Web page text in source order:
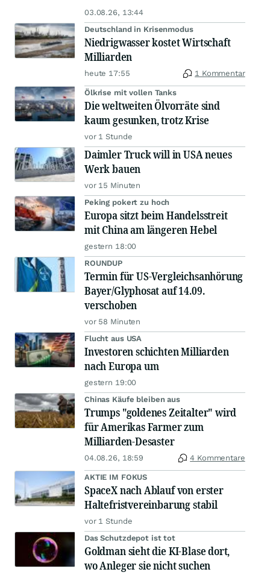
03.08.26, 13:44
Deutschland in Krisenmodus
Niedrigwasser kostet Wirtschaft
Milliarden
heute 17:55 1 Kommentar
Ölkrise mit vollen Tanks
Die weltweiten Ölvorräte sind
kaum gesunken, trotz Krise
vor 1 Stunde
Daimler Truck will in USA neues
Werk bauen
vor 15 Minuten
Peking pokert zu hoch
Europa sitzt beim Handelsstreit
mit China am längeren Hebel
gestern 18:00
ROUNDUP
Termin für US-Vergleichsanhörung
Bayer/Glyphosat auf 14.09.
verschoben
vor 58 Minuten
Flucht aus USA
Investoren schichten Milliarden
nach Europa um
gestern 19:00
Chinas Käufe bleiben aus
Trumps "goldenes Zeitalter" wird
für Amerikas Farmer zum
Milliarden-Desaster
04.08.26, 18:59 4 Kommentare
AKTIE IM FOKUS
SpaceX nach Ablauf von erster
Haltefristvereinbarung stabil
vor 1 Stunde
Das Schutzdepot ist tot
Goldman sieht die KI-Blase dort,
wo Anleger sie nicht suchen